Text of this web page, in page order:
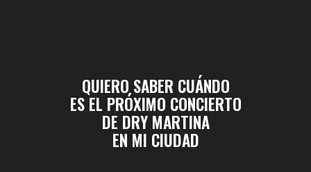
QUIERO SABER CUÁNDO
ES EL PRÓXIMO CONCIERTO
DE DRY MARTINA
EN MI CIUDAD